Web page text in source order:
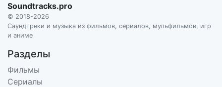
Soundtracks.pro
© 2018-2026
Саундтреки и музыка из фильмов, сериалов, мульфильмов, игр
и аниме
Разделы
Фильмы
Сериалы